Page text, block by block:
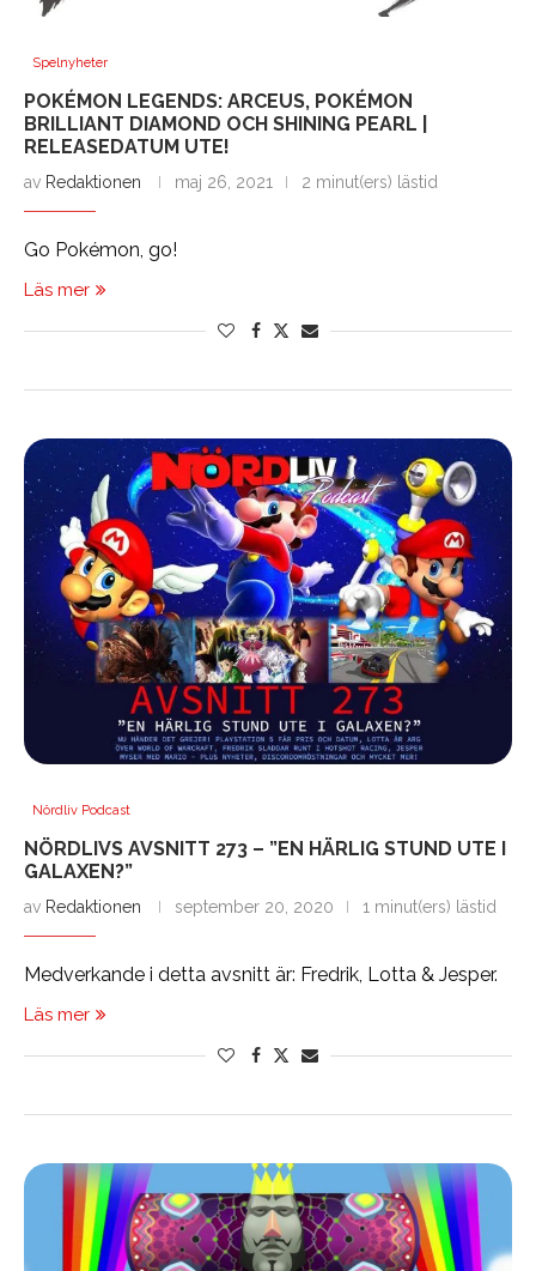
Spelnyheter
POKÉMON LEGENDS: ARCEUS, POKÉMON
BRILLIANT DIAMOND OCH SHINING PEARL |
RELEASEDATUM UTE!
av Redaktionen maj 26, 2021 2 minut(ers) lästid
Go Pokémon, go!
Läs mer
Nördliv Podcast
NÖRDLIVS AVSNITT 273 – ”EN HÄRLIG STUND UTE I
GALAXEN?”
av Redaktionen september 20, 2020 1 minut(ers) lästid
Medverkande i detta avsnitt är: Fredrik, Lotta & Jesper.
Läs mer